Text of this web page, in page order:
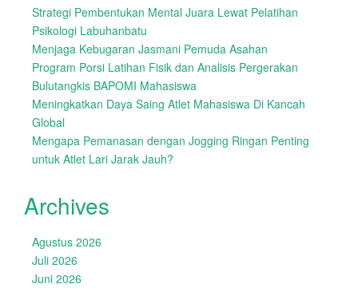
Strategi Pembentukan Mental Juara Lewat Pelatihan
Psikologi Labuhanbatu
Menjaga Kebugaran Jasmani Pemuda Asahan
Program Porsi Latihan Fisik dan Analisis Pergerakan
Bulutangkis BAPOMI Mahasiswa
Meningkatkan Daya Saing Atlet Mahasiswa Di Kancah
Global
Mengapa Pemanasan dengan Jogging Ringan Penting
untuk Atlet Lari Jarak Jauh?
Archives
Agustus 2026
Juli 2026
Juni 2026